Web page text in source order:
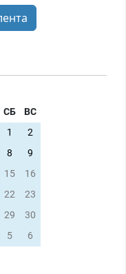
СБ
ВС
1
2
8
9
15
16
22
23
29
30
5 6